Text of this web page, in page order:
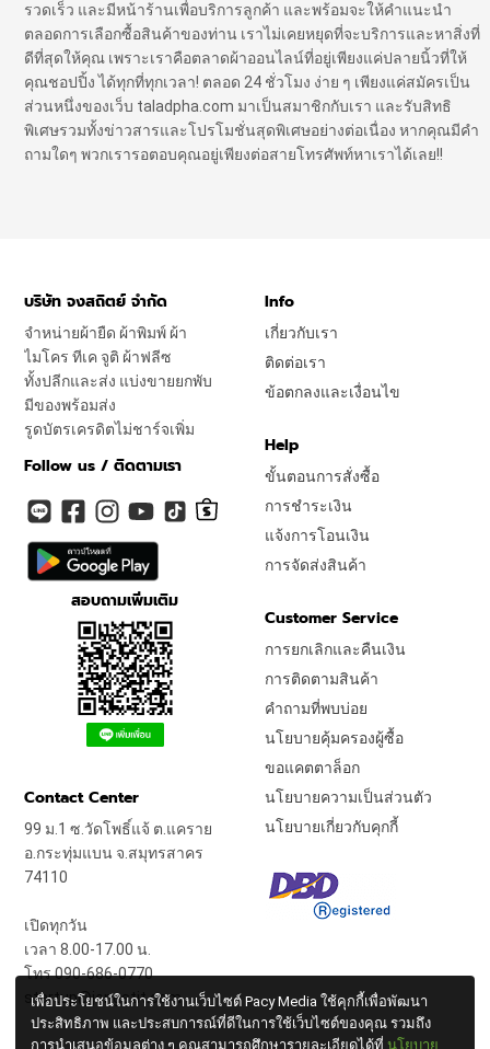
รวดเร็ว และมีหน้าร้านเพื่อบริการลูกค้า และพร้อมจะให้คำแนะนำ
ตลอดการเลือกซื้อสินค้าของท่าน เราไม่เคยหยุดที่จะบริการและหาสิ่งที่
ดีที่สุดให้คุณ เพราะเราคือตลาดผ้าออนไลน์ที่อยู่เพียงแค่ปลายนิ้วที่ให้
คุณชอปปิ้ง ได้ทุกที่ทุกเวลา! ตลอด 24 ชั่วโมง ง่าย ๆ เพียงแค่สมัครเป็น
ส่วนหนึ่งของเว็บ taladpha.com มาเป็นสมาชิกกับเรา และรับสิทธิ
พิเศษรวมทั้งข่าวสารและโปรโมชั่นสุดพิเศษอย่างต่อเนื่อง หากคุณมีคำ
ถามใดๆ พวกเรารอตอบคุณอยู่เพียงต่อสายโทรศัพท์หาเราได้เลย!!
บริษัท จงสถิตย์ จำกัด
จำหน่ายผ้ายืด ผ้าพิมพ์ ผ้า
ไมโคร ทีเค จูติ ผ้าฟลีซ
ทั้งปลีกและส่ง แบ่งขายยกพับ
มีของพร้อมส่ง
รูดบัตรเครดิตไม่ชาร์จเพิ่ม
Follow us / ติดตามเรา
สอบถามเพิ่มเติม
Info
เกี่ยวกับเรา
ติดต่อเรา
ข้อตกลงและเงื่อนไข
Help
ขั้นตอนการสั่งซื้อ
การชำระเงิน
แจ้งการโอนเงิน
การจัดส่งสินค้า
Customer Service
การยกเลิกและคืนเงิน
การติดตามสินค้า
คำถามที่พบบ่อย
นโยบายคุ้มครองผู้ซื้อ
ขอแคตตาล็อก
นโยบายความเป็นส่วนตัว
นโยบายเกี่ยวกับคุกกี้
Contact Center
99 ม.1 ซ.วัดโพธิ์แจ้ ต.แคราย
อ.กระทุ่มแบน จ.สมุทรสาคร
74110
เปิดทุกวัน
เวลา 8.00-17.00 น.
โทร 090-686-0770
startup@jongstit.com
เพื่อประโยชน์ในการใช้งานเว็บไซต์ Pacy Media ใช้คุกกี้เพื่อพัฒนา
ประสิทธิภาพ และประสบการณ์ที่ดีในการใช้เว็บไซต์ของคุณ รวมถึง
การนำเสนอข้อมูลต่าง ๆ คุณสามารถศึกษารายละเอียดได้ที่ นโยบาย